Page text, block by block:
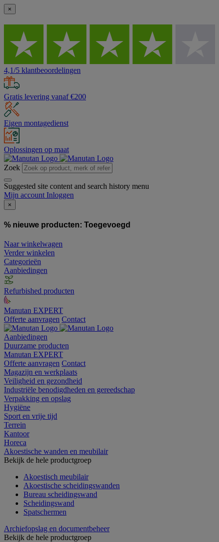
×
4,1/5 klantbeoordelingen
Gratis levering vanaf €200
Eigen montagedienst
Oplossingen op maat
Zoek
Suggested site content and search history menu
Mijn account Inloggen
×
% nieuwe producten: Toegevoegd
Naar winkelwagen
Verder winkelen
Categorieën
Aanbiedingen
Refurbished producten
Manutan EXPERT
Offerte aanvragen Contact
Aanbiedingen
Duurzame producten
Manutan EXPERT
Offerte aanvragen Contact
Magazijn en werkplaats
Veiligheid en gezondheid
Industriële benodigdheden en gereedschap
Verpakking en opslag
Hygiëne
Sport en vrije tijd
Terrein
Kantoor
Horeca
Akoestische wanden en meubilair
Bekijk de hele productgroep
Akoestisch meubilair
Akoestische scheidingswanden
Bureau scheidingswand
Scheidingswand
Spatschermen
Archiefopslag en documentbeheer
Bekijk de hele productgroep